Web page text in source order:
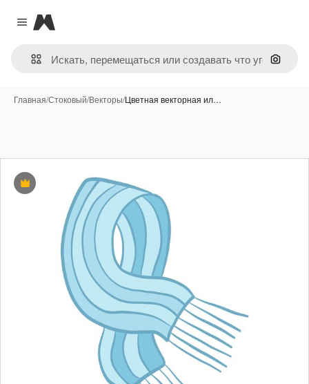
Close menu
Magnific
Поиск
Главная/Стоковый/Векторы/Цветная векторная ил…
Премиум